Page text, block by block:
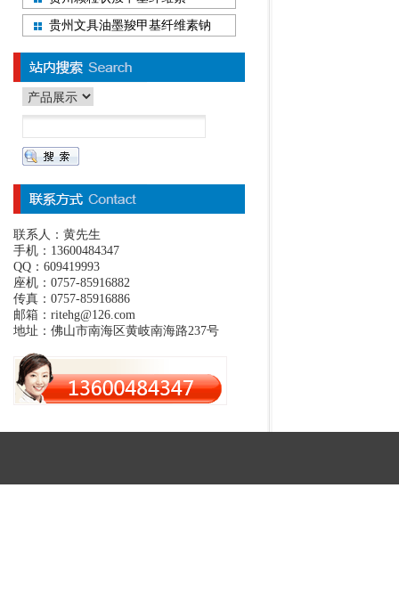
贵州文具油墨羧甲基纤维素钠
联系人：黄先生
手机：13600484347
QQ：609419993
座机：0757-85916882
传真：0757-85916886
邮箱：ritehg@126.com
地址：佛山市南海区黄岐南海路237号